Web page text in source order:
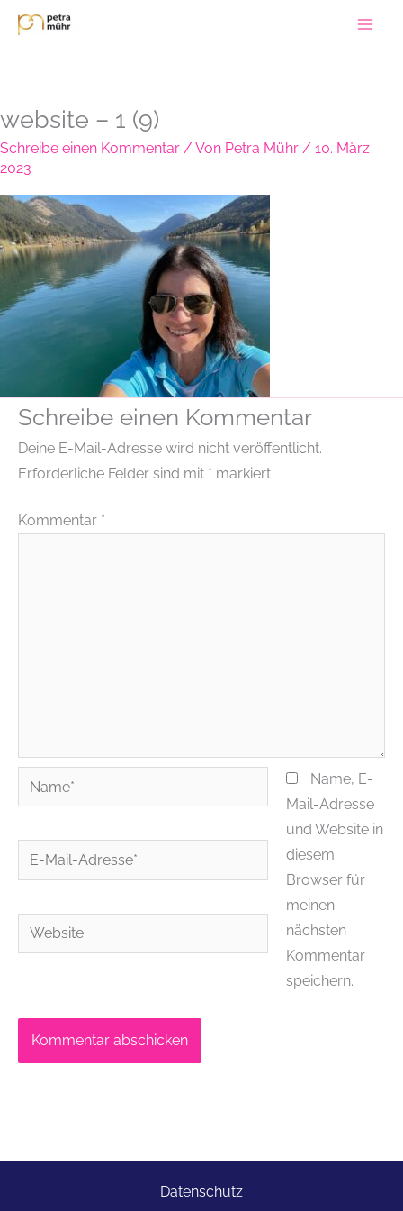
Zum
Inhalt
website – 1 (9)
Schreibe einen Kommentar / Von Petra Mühr / 10. März
2023
Schreibe einen Kommentar
Deine E-Mail-Adresse wird nicht veröffentlicht.
Erforderliche Felder sind mit * markiert
Kommentar *
Name*
E-
Mail-
Website
Name, E-
Mail-Adresse
und Website in
diesem
Browser für
meinen
nächsten
Kommentar
speichern.
Datenschutz